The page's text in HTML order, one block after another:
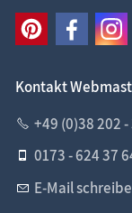
Kontakt
+49 (0)38 202 -
0173 - 624 37
E-Mail